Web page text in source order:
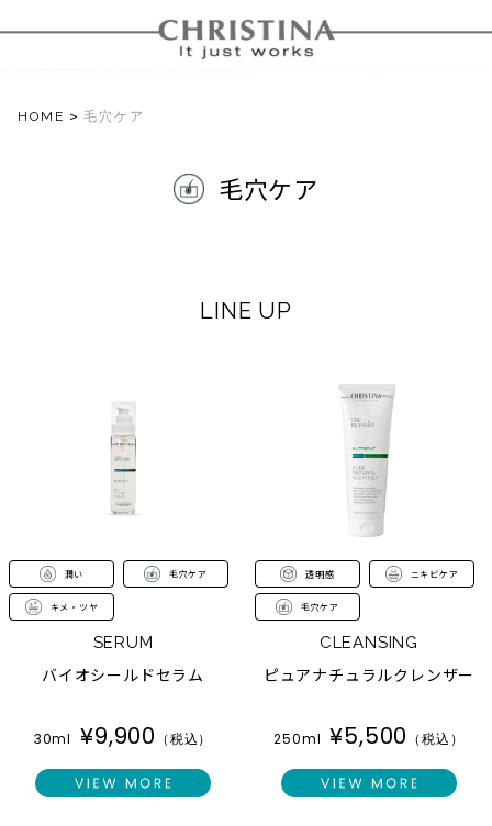
HOME > 毛穴ケア
毛穴ケア
LINE UP
潤い 毛穴ケア
キメ・ツヤ
SERUM
バイオシールドセラム
30ml ¥9,900 （税込）
透明感 ニキビケア
毛穴ケア
CLEANSING
ピュアナチュラルクレンザー
250ml ¥5,500 （税込）